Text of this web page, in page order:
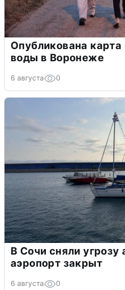
Опубликована
воды в Воронеже
6 августа 0
В Сочи сняли угрозу
аэропорт закрыт
6 августа 0